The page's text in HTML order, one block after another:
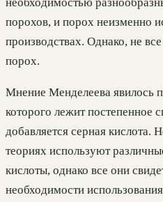
порохов, и порох неизменно
производствах. Однако, не
порох.
Мнение Менделеева явилось
которого лежит постепенное
добавляется серная кислота.
теориях используют
кислоты, однако все они
необходимости